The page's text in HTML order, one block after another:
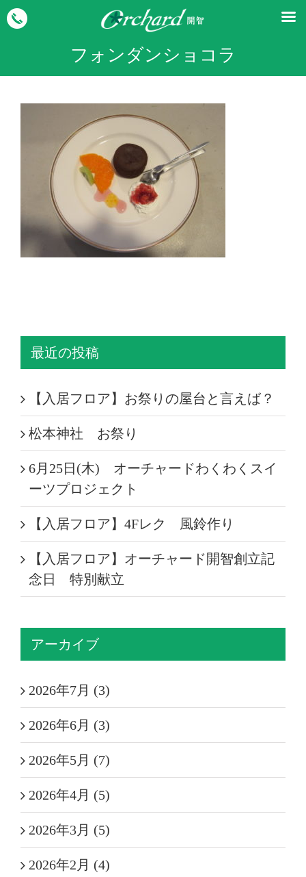
フォンダンショコラ
最近の投稿
【入居フロア】お祭りの屋台と言えば？
松本神社 お祭り
6月25日(木) オーチャードわくわくスイ
ーツプロジェクト
【入居フロア】4Fレク 風鈴作り
【入居フロア】オーチャード開智創立記
念日 特別献立
アーカイブ
2026年7月 (3)
2026年6月 (3)
2026年5月 (7)
2026年4月 (5)
2026年3月 (5)
2026年2月 (4)